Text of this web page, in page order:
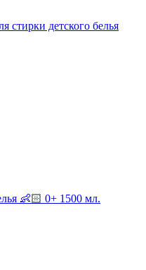
стирки детского белья
👶🏻 0+ 1500 мл.